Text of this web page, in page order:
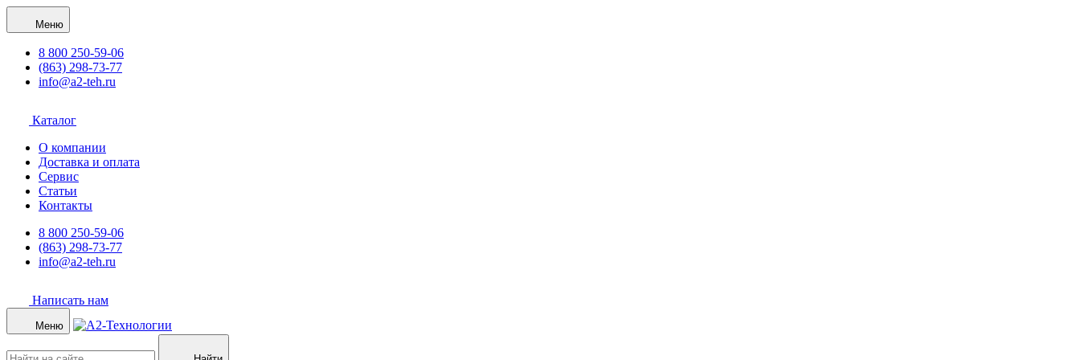
Меню
8 800 250-59-06
(863) 298-73-77
info@a2-teh.ru
Каталог
О компании
Доставка и оплата
Сервис
Статьи
Контакты
8 800 250-59-06
(863) 298-73-77
info@a2-teh.ru
Написать нам
Меню